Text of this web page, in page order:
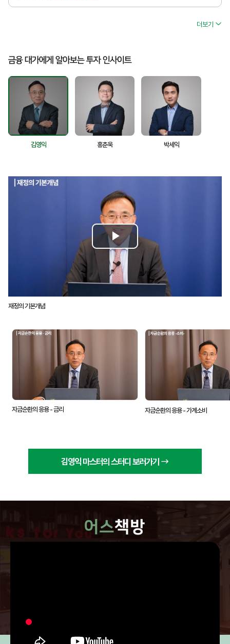
더보기
금융 대가에게 알아보는 투자 인사이트
김영익 홍춘욱 박세익
P
l
a
재정의 기본개념
자금순환의 응용 - 금리 자금순환의 응용 - 가계소비
김영익 마스터의 스터디 보러가기
어스책방